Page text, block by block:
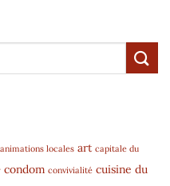
animations locales art capitale du
condom convivialité cuisine du